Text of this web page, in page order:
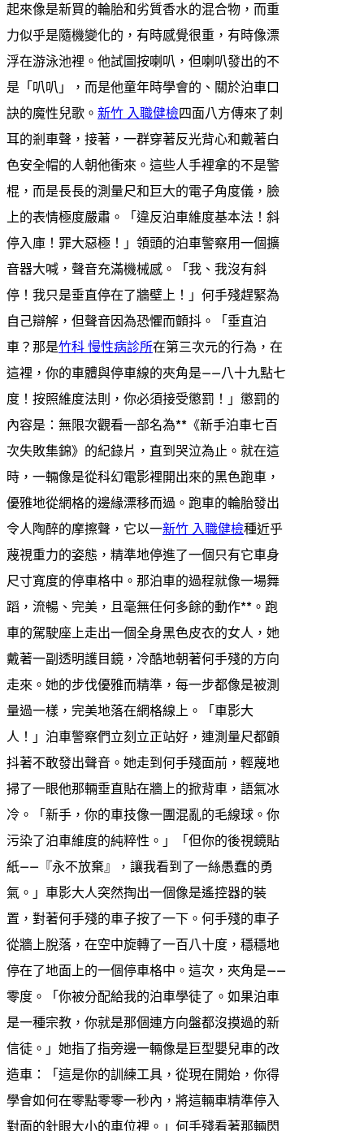
起來像是新買的輪胎和劣質香水的混合物，而重
力似乎是隨機變化的，有時感覺很重，有時像漂
浮在游泳池裡。他試圖按喇叭，但喇叭發出的不
是「叭叭」，而是他童年時學會的、關於泊車口
訣的魔性兒歌。 新竹 入職健檢四面八方傳來了刺
耳的剎車聲，接著，一群穿著反光背心和戴著白
色安全帽的人朝他衝來。這些人手裡拿的不是警
棍，而是長長的測量尺和巨大的電子角度儀，臉
上的表情極度嚴肅。「違反泊車維度基本法！斜
停入庫！罪大惡極！」領頭的泊車警察用一個擴
音器大喊，聲音充滿機械感。「我、我沒有斜
停！我只是垂直停在了牆壁上！」何手殘趕緊為
自己辯解，但聲音因為恐懼而顫抖。「垂直泊
車？那是竹科 慢性病診所在第三次元的行為，在
這裡，你的車體與停車線的夾角是——八十九點七
度！按照維度法則，你必須接受懲罰！」懲罰的
內容是：無限次觀看一部名為**《新手泊車七百
次失敗集錦》的紀錄片，直到哭泣為止。就在這
時，一輛像是從科幻電影裡開出來的黑色跑車，
優雅地從網格的邊緣漂移而過。跑車的輪胎發出
令人陶醉的摩擦聲，它以一新竹 入職健檢種近乎
蔑視重力的姿態，精準地停進了一個只有它車身
尺寸寬度的停車格中。那泊車的過程就像一場舞
蹈，流暢、完美，且毫無任何多餘的動作**。跑
車的駕駛座上走出一個全身黑色皮衣的女人，她
戴著一副透明護目鏡，冷酷地朝著何手殘的方向
走來。她的步伐優雅而精準，每一步都像是被測
量過一樣，完美地落在網格線上。「車影大
人！」泊車警察們立刻立正站好，連測量尺都顫
抖著不敢發出聲音。她走到何手殘面前，輕蔑地
掃了一眼他那輛垂直貼在牆上的掀背車，語氣冰
冷。「新手，你的車技像一團混亂的毛線球。你
污染了泊車維度的純粹性。」「但你的後視鏡貼
紙——『永不放棄』，讓我看到了一絲愚蠢的勇
氣。」車影大人突然掏出一個像是遙控器的裝
置，對著何手殘的車子按了一下。何手殘的車子
從牆上脫落，在空中旋轉了一百八十度，穩穩地
停在了地面上的一個停車格中。這次，夾角是——
零度。「你被分配給我的泊車學徒了。如果泊車
是一種宗教，你就是那個連方向盤都沒摸過的新
信徒。」她指了指旁邊一輛像是巨型嬰兒車的改
造車：「這是你的訓練工具，從現在開始，你得
學會如何在零點零零一秒內，將這輛車精準停入
對面的針眼大小的車位裡。」何手殘看著那輛閃